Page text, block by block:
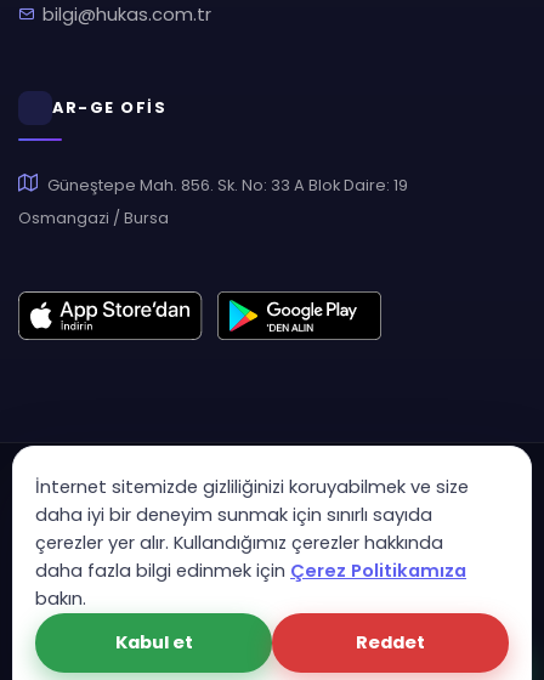
bilgi@hukas.com.tr
AR-GE OFİS
Güneştepe Mah. 856. Sk. No: 33 A Blok Daire: 19
Osmangazi / Bursa
Copyright © 2007 - 2026 Hukas | Hukuk Asistan • Tüm Hakları
Saklıdır
KVK Aydınlatma MetniGizlilik PolitikasıGüvenlik Sözleşmesi
Çerez Politikası
İnternet sitemizde gizliliğinizi koruyabilmek ve size
daha iyi bir deneyim sunmak için sınırlı sayıda
çerezler yer alır. Kullandığımız çerezler hakkında
daha fazla bilgi edinmek için Çerez Politikamıza
bakın.
Kabul et
Reddet